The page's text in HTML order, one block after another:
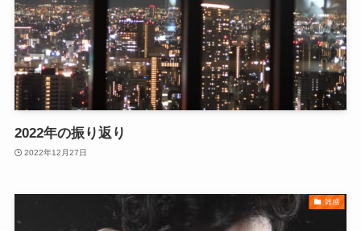
2022年の振り返り
2022年12月27日
雑感